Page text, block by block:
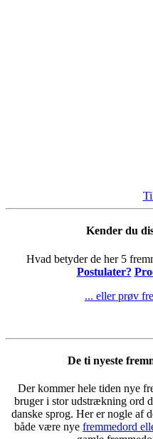
Kender du
Hvad betyder de her 5
Postulater?
... eller prøv
De ti nyeste
Der kommer hele tiden nye
bruger i stor udstrækning ord
danske sprog. Her er nogle af
både være nye fremmedord